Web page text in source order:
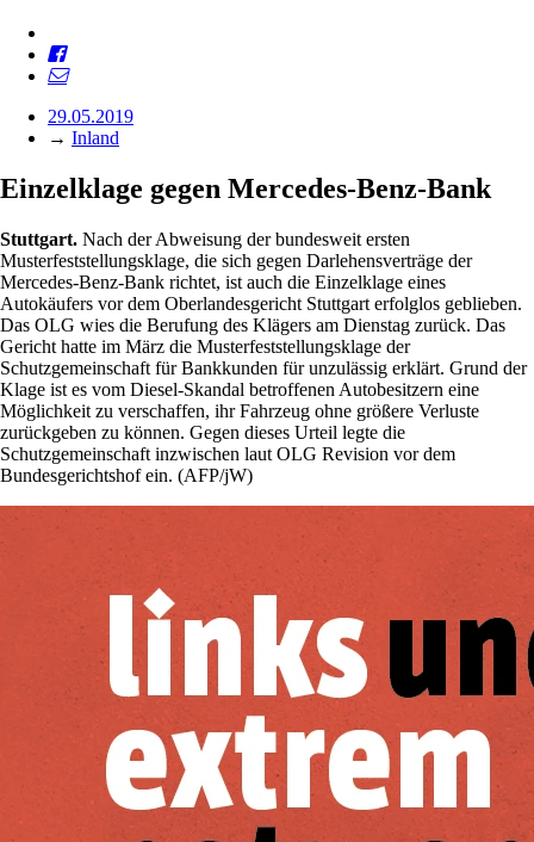
29.05.2019
→ Inland
Einzelklage gegen Mercedes-Benz-Bank
Stuttgart. Nach der Abweisung der bundesweit ersten
Musterfeststellungsklage, die sich gegen Darlehensverträge der
Mercedes-Benz-Bank richtet, ist auch die Einzelklage eines
Autokäufers vor dem Oberlandesgericht Stuttgart erfolglos geblieben.
Das OLG wies die Berufung des Klägers am Dienstag zurück. Das
Gericht hatte im März die Musterfeststellungsklage der
Schutzgemeinschaft für Bankkunden für unzulässig erklärt. Grund der
Klage ist es vom Diesel-Skandal betroffenen Autobesitzern eine
Möglichkeit zu verschaffen, ihr Fahrzeug ohne größere Verluste
zurückgeben zu können. Gegen dieses Urteil legte die
Schutzgemeinschaft inzwischen laut OLG Revision vor dem
Bundesgerichtshof ein. (AFP/jW)